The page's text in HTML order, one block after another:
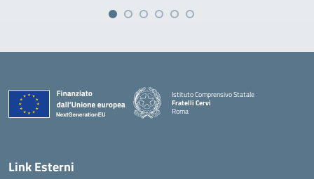
Istituto Comprensivo Statale
Fratelli Cervi
Roma
Link Esterni